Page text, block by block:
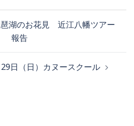
琶湖のお花見 近江八幡ツアー
報告
日（日）カヌースクール